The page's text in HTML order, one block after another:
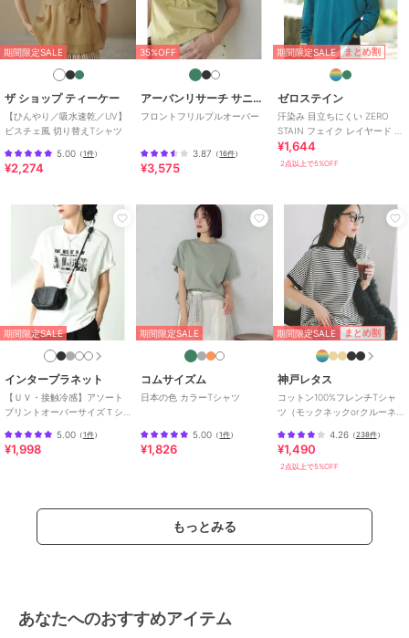
ブランド ゼロステイン
ショップ ジーンズメイト
商品カテゴリ トップス ／Tシャツ・カットソ
ー
性別タイプ
メンズ
トップス
Tシャツ・カットソ
レディース
／Tシャツ・カットソ
カラー
ホワイト C柄、ホワイト A柄、ブ
ルー A柄、ホワイト B柄、スミク
ロ B柄、ネイビー C柄
サイズ M,L,XL
素材
コットン60％ ポリエステル40％
商品のお取り扱い方法
特徴
綿・コットン素材/
ポリエステル
素材/幾何学柄
UVカッ
吸水速乾加工
Tシャツ・カットソー
/撥水／防水加工
ル
/ クルー・Uネック
期間限定SALE
ザ ショップ ティーケー
【ひんやり／吸水速乾／UV】
ビスチェ風 切り替えTシャツ
5.00 （1件）
¥2,274
35%OFF
アーバンリサーチ サニーレーベル
フロントフリルプルオーバー
3.87 （16件）
¥3,575
期間限定SALE まとめ割
ゼロステイン
汗染み 目立ちにくい ZERO
STAIN フェイク レイヤード ビ
ッグ シルエット ロンT
¥1,644
2点以上で5%OFF
期間限定SALE
インタープラネット
【ＵＶ・接触冷感】アソート
プリントオーバーサイズＴシ
5.00 （1件）
¥1,998
期間限定SALE
コムサイズム
日本の色 カラーTシャツ
5.00 （1件）
¥1,826
期間限定SALE まとめ割
神戸レタス
コットン100%フレンチTシャ
ツ（モックネックorクルーネ
4.26（238件）
¥1,490
2点以上で5%OFF
もっとみる
あなたへのおすすめアイテム